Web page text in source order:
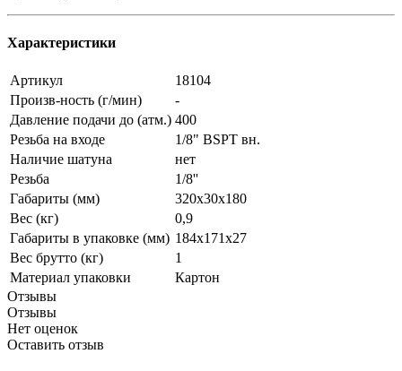
Характеристики
Артикул
18104
Произв-ность (г/мин)
-
Давление подачи до (атм.) 400
Резьба на входе
1/8" BSPT вн.
Наличие шатуна
нет
Резьба
1/8''
Габариты (мм)
320х30х180
Вес (кг)
0,9
Габариты в упаковке (мм) 184х171х27
Вес брутто (кг)
1
Материал упаковки
Картон
Отзывы
Отзывы
Нет оценок
Оставить отзыв